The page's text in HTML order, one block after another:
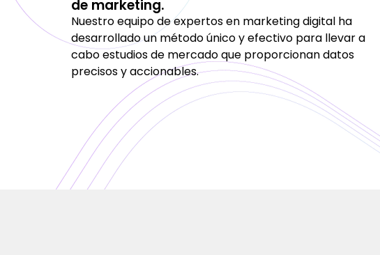
de marketing.
Nuestro equipo de expertos en marketing digital ha
desarrollado un método único y efectivo para llevar a
cabo estudios de mercado que proporcionan datos
precisos y accionables.